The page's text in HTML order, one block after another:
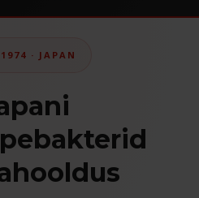
· JAPAN